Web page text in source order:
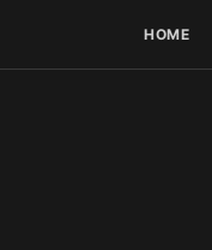
HOME